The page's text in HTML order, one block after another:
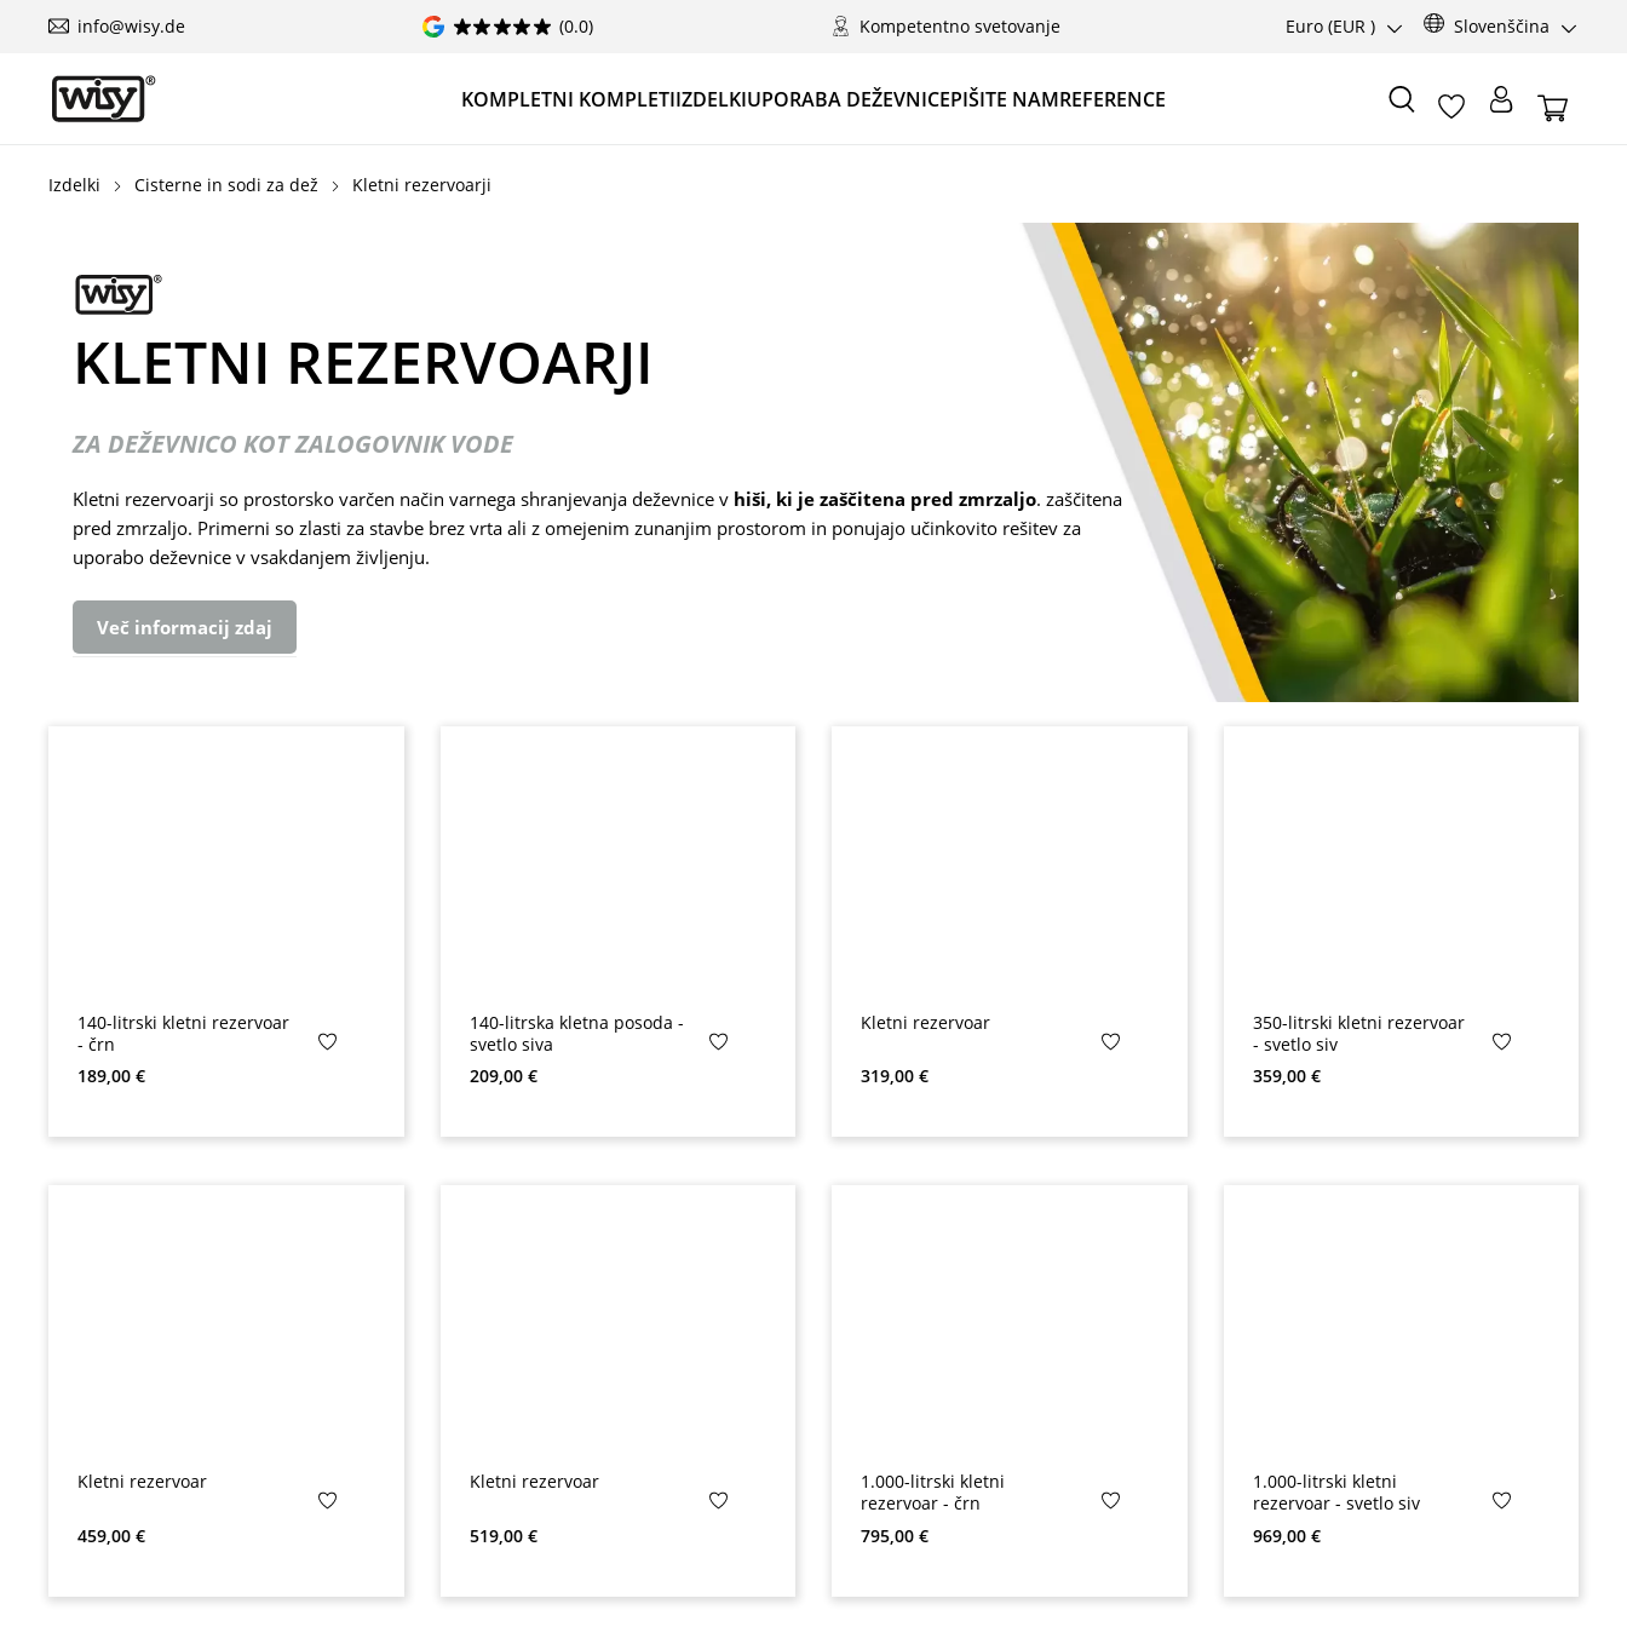
info@wisy.de (0.0) Kompetentno svetovanje Euro (EUR ) Slovenščina
KOMPLETNI KOMPLETIIZDELKIUPORABA DEŽEVNICEPIŠITE NAMREFERENCE
Izdelki Cisterne in sodi za dež Kletni rezervoarji
KLETNI REZERVOARJI
ZA DEŽEVNICO KOT ZALOGOVNIK VODE
Kletni rezervoarji so prostorsko varčen način varnega shranjevanja deževnice v hiši, ki je zaščitena pred zmrzaljo. zaščitena
pred zmrzaljo. Primerni so zlasti za stavbe brez vrta ali z omejenim zunanjim prostorom in ponujajo učinkovito rešitev za
uporabo deževnice v vsakdanjem življenju.
Več informacij zdaj
140-litrski kletni rezervoar
- črn
Redna cena:
189,00 €
140-litrska kletna posoda -
svetlo siva
Redna cena:
209,00 €
Kletni rezervoar
Redna cena:
319,00 €
350-litrski kletni rezervoar
- svetlo siv
Redna cena:
359,00 €
Kletni rezervoar
Redna cena:
459,00 €
Kletni rezervoar
Redna cena:
519,00 €
1.000-litrski kletni
rezervoar - črn
Redna cena:
795,00 €
1.000-litrski kletni
rezervoar - svetlo siv
Redna cena:
969,00 €